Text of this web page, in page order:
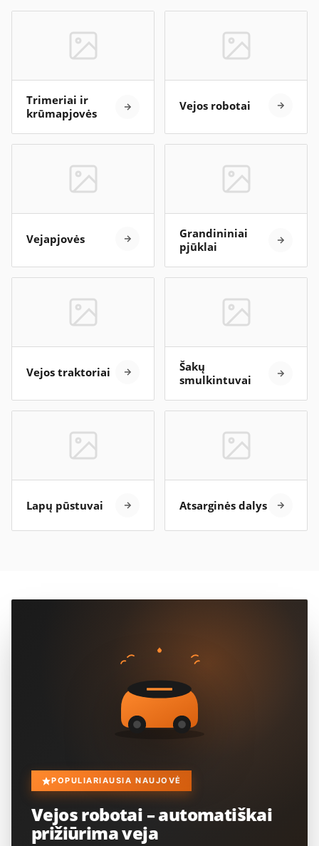
Trimeriai ir
krūmapjovės
Vejos robotai
Vejapjovės
Grandininiai
pjūklai
Vejos traktoriai
Šakų
smulkintuvai
Lapų pūstuvai Atsarginės dalys
POPULIARIAUSIA NAUJOVĖ
Vejos robotai – automatiškai
prižiūrima veja